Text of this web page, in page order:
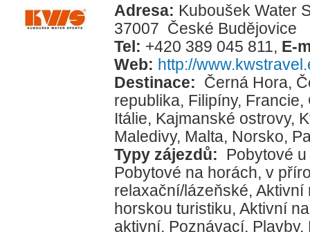
Adresa: Kuboušek Water
37007 České Budějovice
Tel: +420 389 045 811, E-
Web: http://
Destinace: Černá Hora,
republika, Filipíny, Francie,
Itálie, Kajmanské ostrovy,
Maledivy, Malta, Norsko,
Typy zájezdů:
Pobytové
Pobytové na horách, v
relaxační/lázeňské, Aktivní
horskou turistiku, Aktivní
aktivní, Poznávací, Plavby,